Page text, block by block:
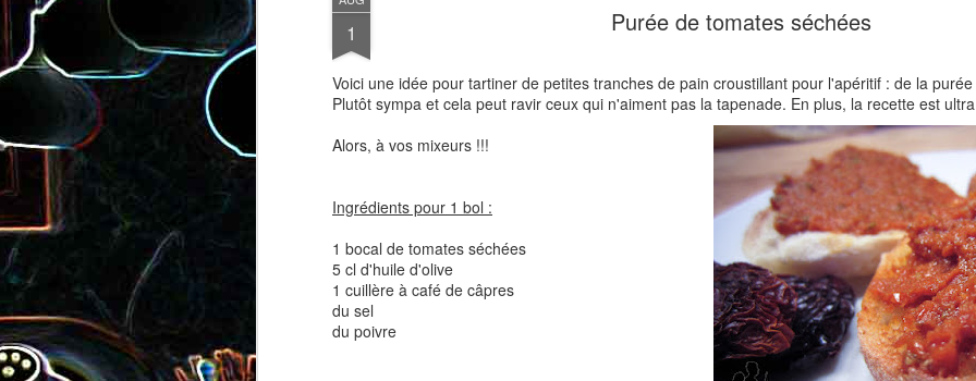
1 Purée de tomates séchées
Voici une idée pour tartiner de petites tranches de pain croustillant pour l'apéritif : de la
Plutôt sympa et cela peut ravir ceux qui n'aiment pas la tapenade. En plus, la recette est
Alors, à vos mixeurs !!!
Ingrédients pour 1 bol :
1 bocal de tomates séchées
5 cl d'huile d'olive
1 cuillère à café de câpres
du sel
du poivre
Pizza à la mozzarella et à la
coppa
Quiche à l'ail des ours et au
Crinkles au